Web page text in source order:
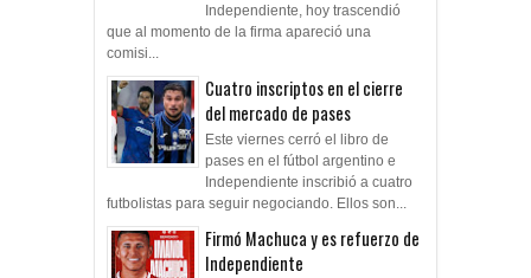
Independiente, hoy trascendió
que al momento de la firma apareció una
comisi...
Cuatro inscriptos en el cierre
del mercado de pases
Este viernes cerró el libro de
pases en el fútbol argentino e
Independiente inscribió a cuatro
futbolistas para seguir negociando. Ellos son...
Firmó Machuca y es refuerzo de
Independiente